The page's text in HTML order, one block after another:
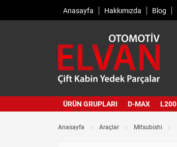
Anasayfa Hakkımızda Blog
ÜRÜN GRUPLARI D-MAX L200
Anasayfa Araçlar Mitsubishi